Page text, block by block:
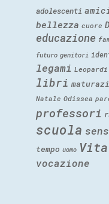
adolescenti
bellezza cuore
educazione
futuro genitori
legami Leopardi
libri
Natale Odissea
professori
scuola
tempo uomo Vita
vocazione